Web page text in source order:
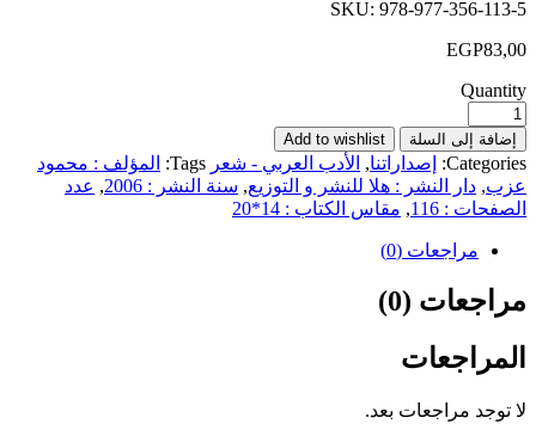
SKU: 978-977-356-113-5
EGP83,00
Quantity
إضافة إلى السلة Add to wishlist
Categories: إصداراتنا, الأدب العربي - شعر Tags:
المؤلف : محمود
عزب, دار النشر : هلا للنشر و التوزيع, سنة النشر : 2006 , عدد
الصفحات : 116
, مقاس الكتاب : 14*20
مراجعات (0)
مراجعات (0)
المراجعات
لا توجد مراجعات بعد.